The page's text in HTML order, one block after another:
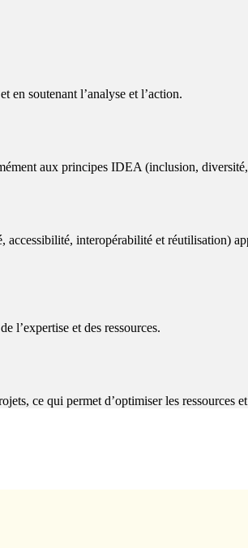
en soutenant l’analyse et l’action.
aux principes IDEA (inclusion, diversité,
interopérabilité et réutilisation)
l’expertise et des ressources.
ce qui permet d’optimiser les ressources